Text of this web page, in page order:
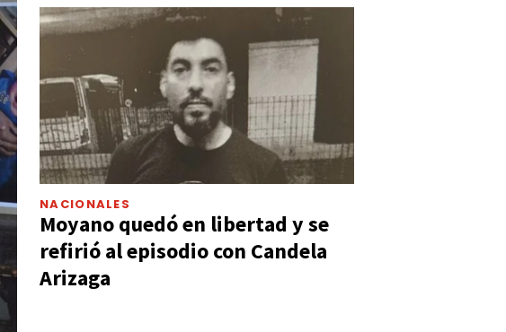
NACIONALES
Moyano quedó en libertad y se
refirió al episodio con Candela
Arizaga